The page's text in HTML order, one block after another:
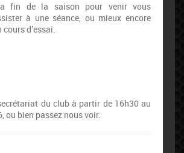
fin de la saison pour venir vous
à une séance, ou mieux encore
d’essai.
du club à partir de 16h30 au
ou bien passez nous voir.